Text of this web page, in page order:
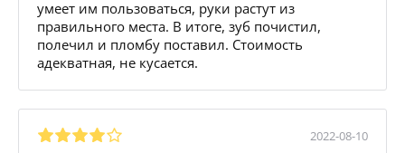
умеет им пользоваться, руки растут из
правильного места. В итоге, зуб почистил,
полечил и пломбу поставил. Стоимость
адекватная, не кусается.
2022-08-10